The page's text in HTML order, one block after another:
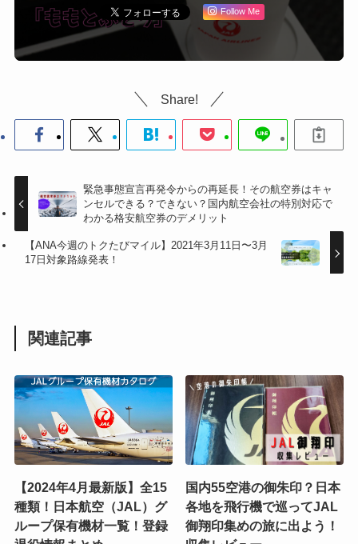
Follow Me
Share!
緊急事態宣言再発令からの再延長！その航空券はキャ
ンセルできる？できない？国内航空会社の特別対応で
わかる格安航空券のデメリット
【ANA今週のトクたびマイル】2021年3月11日〜3月
17日対象路線発表！
関連記事
【2024年4月最新版】全15
種類！日本航空（JAL）グ
ループ保有機材一覧！登録
国内55空港の御朱印？日本
各地を飛行機で巡ってJAL
御翔印集めの旅に出よう！